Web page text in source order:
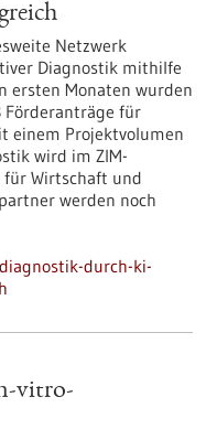
Netzwerk
Diagnostik mithilfe
ersten Monaten wurden
für
einem Projektvolumen
wird im ZIM-
Wirtschaft und
werden noch
durch-ki-
vitro-